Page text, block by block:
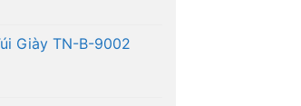
Giày TN-B-9002